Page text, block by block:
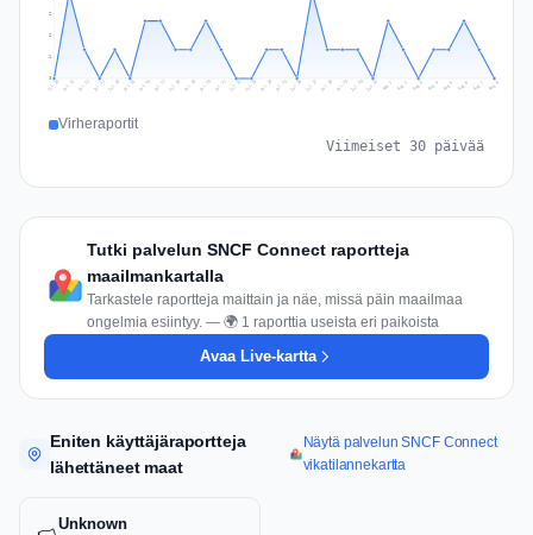
1
2
2
Jul 10 Jul 11 Jul 12 Jul 13 Jul 14 Jul 15 Jul 16 Jul 17 Jul 18 Jul 19 Jul 20 Jul 21 Jul 22 Jul 23 Jul 24 Jul 25 Jul 26 Jul 27 Jul 28 Jul 29 Jul 30 Jul 31 Aug 1 Aug 2 Aug 3 Aug 4 Aug 5 Aug 6 Aug 7 Aug 8
Virheraportit
Viimeiset 30 päivää
Tutki palvelun SNCF Connect raportteja
maailmankartalla
Tarkastele raportteja maittain ja näe, missä päin maailmaa
ongelmia esiintyy. — 🌍 1 raporttia useista eri paikoista
Avaa Live-kartta
Eniten käyttäjäraportteja
lähettäneet maat
Näytä palvelun SNCF Connect
vikatilannekartta
Unknown